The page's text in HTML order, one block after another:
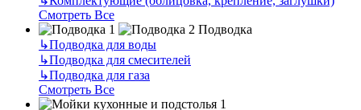
Смотреть Все
Подводка
↳Подводка для воды
↳Подводка для смесителей
↳Подводка для газа
Смотреть Все